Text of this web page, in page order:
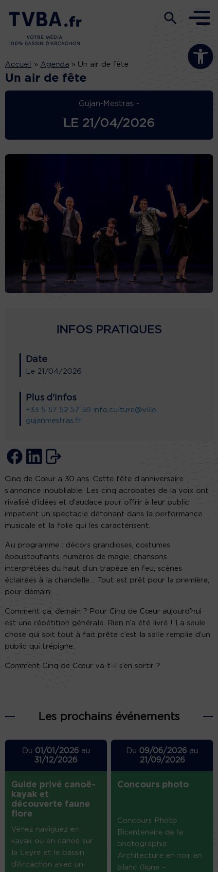
Ouvrir la
Accueil » Agenda » Un air de fête
Un air de fête
Gujan-Mestras -
LE 21/04/2026
INFOS PRATIQUES
Date
Le 21/04/2026
Plus d'infos
+33 5 57 52 57 59 info.culture@ville-
gujanmestras.fr
Cinq de Cœur a 30 ans. Cette fête d’anniversaire
s’annonce inoubliable. Les cinq acrobates de la voix ont
rivalisé d’idées et d’audace pour offrir à leur public
impatient un spectacle détonant dans la performance
musicale et la folie qui les caractérisent.
Au programme : décors grandioses, costumes
époustouflants, numéros de magie, chansons
interprétées du haut d’un trapèze en feu, scènes
éclairées à la chandelle… Tout est prêt pour la première,
pour demain.
Comment ça, demain ? Pour Cinq de Cœur aujourd’hui
est une répétition générale. Rien n’a été livré ! La seule
chose qui soit tout à fait prête c’est la salle remplie d’un
public qui trépigne.
Comment Cinq de Cœur va-t-il s’en sortir ?
Les prochains événements
Du 01/01/2026au
31/12/2026
Guide privé canoë-
kayak et
découverte faune
flore
Venez naviguez en
kayak ou en canoë sur
la Leyre et le bassin
d’Arcachon avec un
Du 09/06/2026 au
21/09/2026
Concours photo
Concours Photo
Bicentenaire de la
photographie
Architecture en noir en
blanc (ligne –